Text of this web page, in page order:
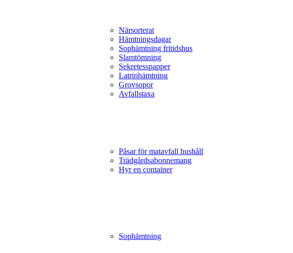
Närsorterat
Hämtningsdagar
Sophämtning fritidshus
Slamtömning
Sekretesspapper
Latrinhämtning
Grovsopor
Avfallstaxa
Påsar för matavfall hushåll
Trädgårds­abonnemang
Hyr en container
Sophämtning